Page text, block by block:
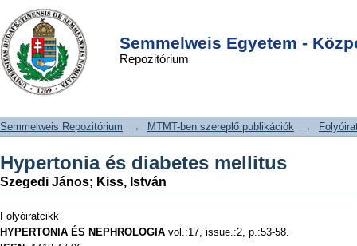
Semmelweis Egyetem -
Repozitórium
Hypertonia és diabetes mellitus
DSpace/Manakin Repository
Semmelweis Repozitórium → MTMT-ben szereplő publikációk →
Hypertonia és diabetes mellitus
Szegedi János; Kiss, István
Folyóiratcikk
HYPERTONIA ÉS NEPHROLOGIA vol.:17, issue.:2, p.:53-58.